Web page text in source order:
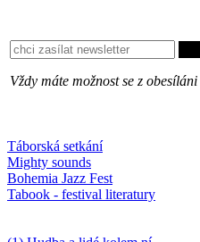
Vždy máte možnost se z obesíláni
Táborská setkání
Mighty sounds
Bohemia Jazz Fest
Tabook - festival literatury